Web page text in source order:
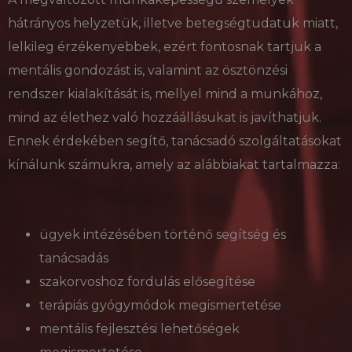
hátrányos helyzetük, illetve betegségtudatuk miatt,
lelkileg érzékenyebbek, ezért fontosnak tartjuk a
mentális gondozást is, valamint az ösztönzési
rendszer kialakítását is, mellyel mind a munkához,
mind az élethez való hozzáállásukat is javíthatjuk.
Ennek érdekében segítő, tanácsadó szolgáltatásokat
kínálunk számukra, amely az alábbiakat tartalmazza:
ügyek intézésében történő segítség és
tanácsadás
szakorvoshoz fordulás elősegítése
terápiás gyógymódok megismertetése
mentális fejlesztési lehetőségek
hozzárendelésével
kliens azonosítóként.
A webhely minden
szerepel, és a
jelentések látogatói,
kampányadatainak
kiszámítására szolgál.
LLC
.delego.hu
Ezt a sütit a Google
Analytics állítja be.
Minden
meglátogatott oldal
egyedi értéket tárol
Név
Szolgáltató
/ Domain
Lejárat
wpglobus-language-
delego.hu